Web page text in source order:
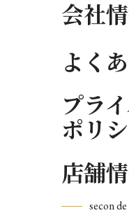
会社
よく
プラ
ポリ
店舗
secon